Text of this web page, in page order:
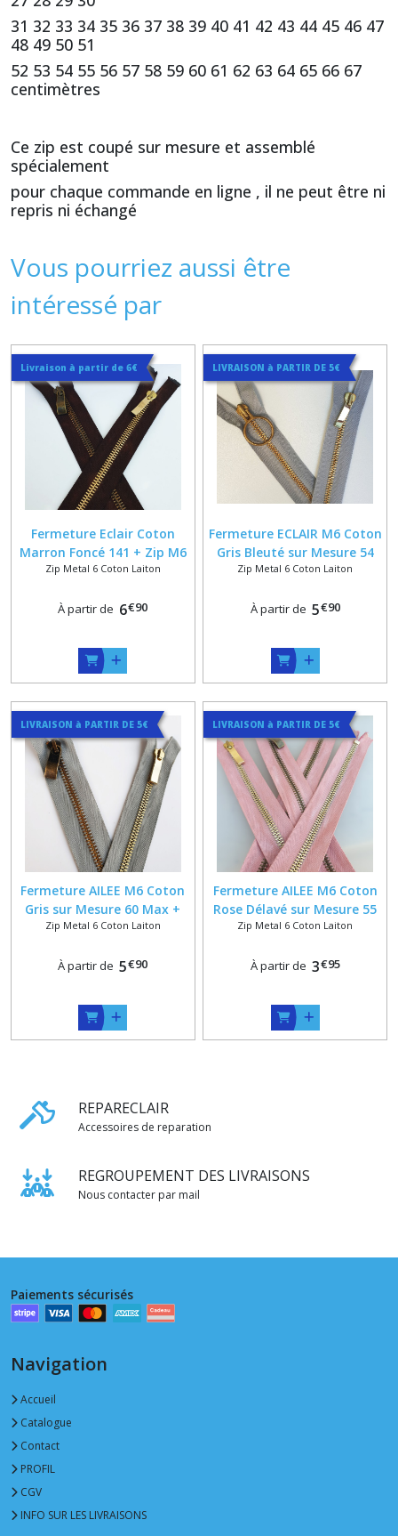
31 32 33 34 35 36 37 38 39 40 41 42 43 44 45 46 47
48 49 50 51
52 53 54 55 56 57 58 59 60 61 62 63 64 65 66 67
centimètres
Ce zip est coupé sur mesure et assemblé
spécialement
pour chaque commande en ligne , il ne peut être ni
repris ni échangé
Vous pourriez aussi être
intéressé par
Livraison à partir de 6€
Fermeture Eclair Coton
Marron Foncé 141 + Zip M6
Laiton Patiné ou Satiné
Zip Metal 6 Coton Laiton
À partir de 6€90
LIVRAISON à PARTIR DE 5€
Fermeture ECLAIR M6 Coton
Gris Bleuté sur Mesure 54
Max + Glissière Laiton
Zip Metal 6 Coton Laiton
À partir de 5€90
LIVRAISON à PARTIR DE 5€
Fermeture AILEE M6 Coton
Gris sur Mesure 60 Max +
Glissière Laiton Patiné ou
Zip Metal 6 Coton Laiton
À partir de 5€90
LIVRAISON à PARTIR DE 5€
Fermeture AILEE M6 Coton
Rose Délavé sur Mesure 55
Max + Glissière Laiton
Zip Metal 6 Coton Laiton
À partir de 3€95
REPARECLAIR
Accessoires de reparation
REGROUPEMENT DES LIVRAISONS
Nous contacter par mail
Paiements sécurisés
Navigation
Accueil
Catalogue
Contact
PROFIL
CGV
INFO SUR LES LIVRAISONS